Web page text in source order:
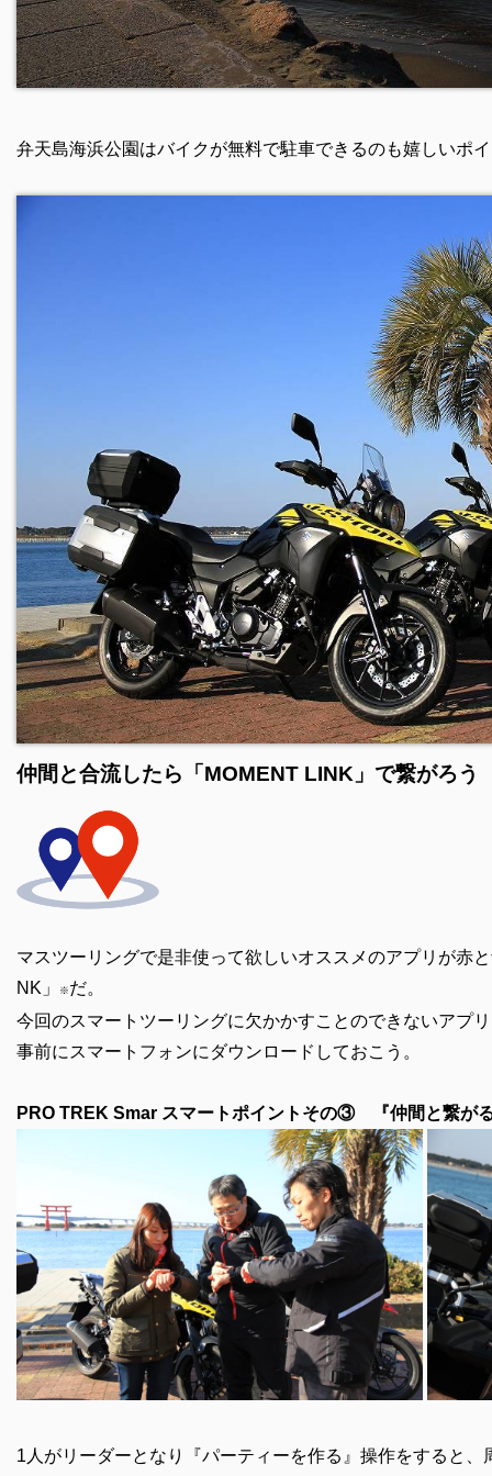
弁天島海浜公園はバイクが無料で駐車できるのも嬉しいポ
仲間と合流したら「MOMENT LINK」で繋がろう
マスツーリングで是非使って欲しいオススメのアプリが赤
NK」
※ だ。
今回のスマートツーリングに欠かかすことのできないアプ
事前にスマートフォンにダウンロードしておこう。
PRO TREK Smar スマートポイントその③ 『仲間と繋が
1人がリーダーとなり『パーティーを作る』操作をすると